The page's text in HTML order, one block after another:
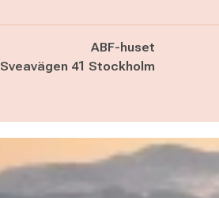
ABF-huset
Sveavägen 41 Stockholm